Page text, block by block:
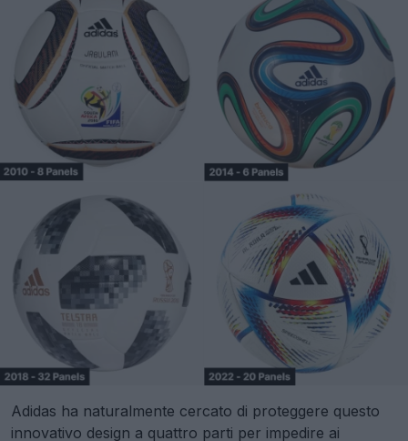
Adidas ha naturalmente cercato di proteggere questo
innovativo design a quattro parti per impedire ai